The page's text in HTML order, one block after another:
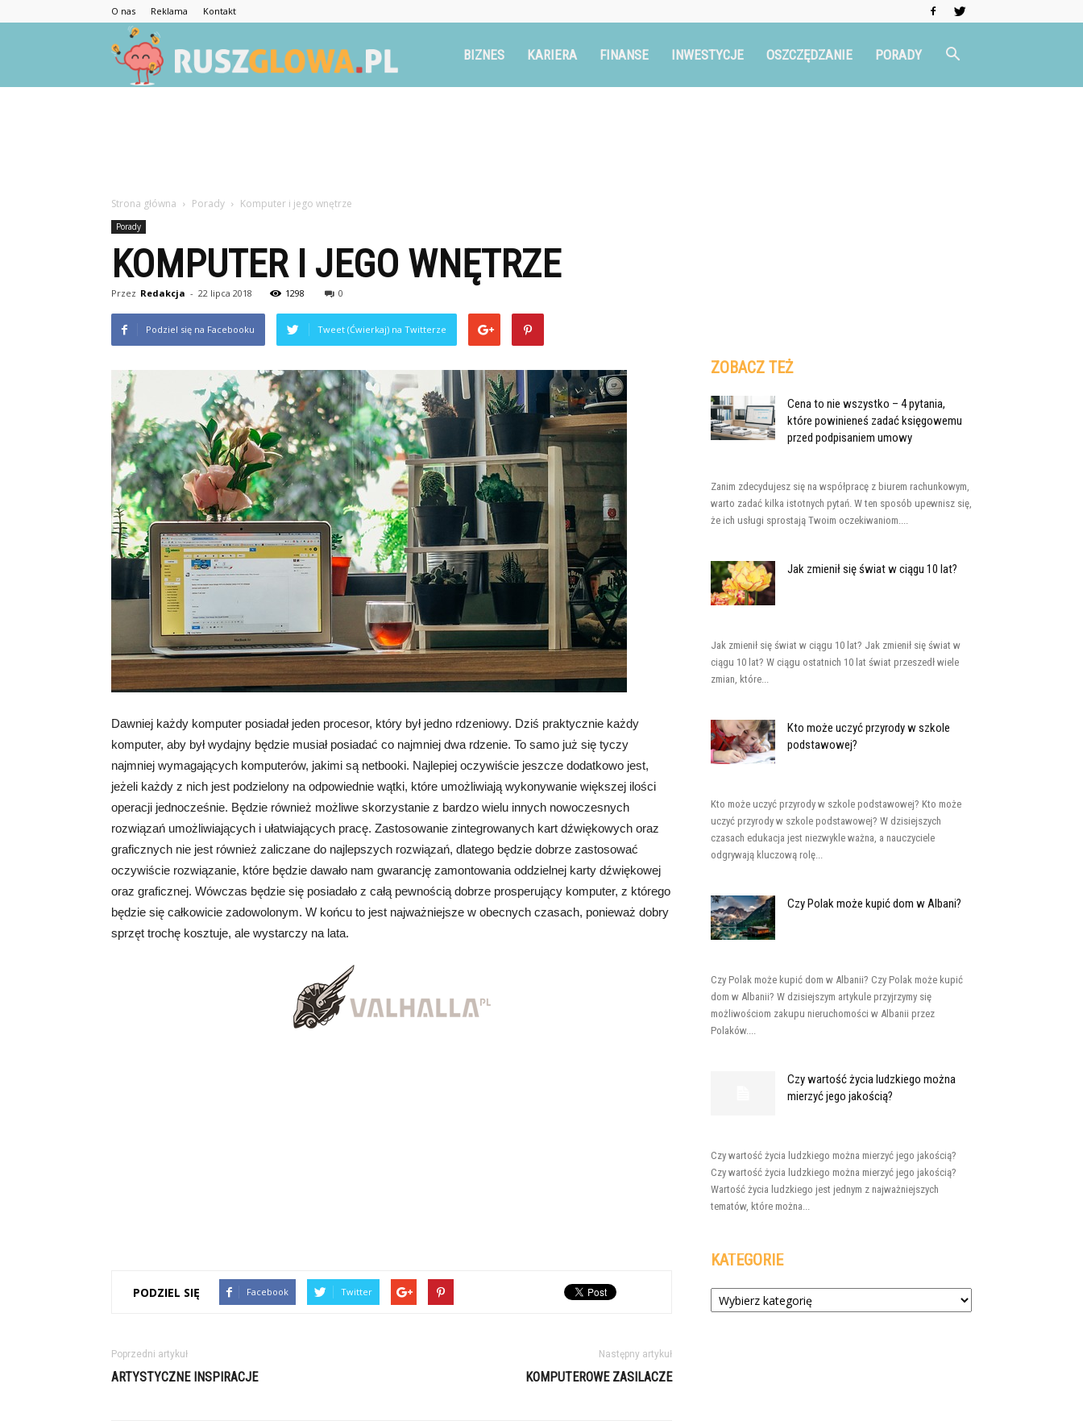
O nas Reklama Kontakt
Ruszglowa.plBIZNES KARIERA FINANSE INWESTYCJE OSZCZĘDZANIE PORADY
Strona główna Porady Komputer i jego wnętrze
Porady
KOMPUTER I JEGO WNĘTRZE
Przez Redakcja - 22 lipca 2018 1298 0
Podziel się na Facebooku Tweet (Ćwierkaj) na Twitterze
Dawniej każdy komputer posiadał jeden procesor, który był jedno rdzeniowy. Dziś praktycznie każdy
komputer, aby był wydajny będzie musiał posiadać co najmniej dwa rdzenie. To samo już się tyczy
najmniej wymagających komputerów, jakimi są netbooki. Najlepiej oczywiście jeszcze dodatkowo jest,
jeżeli każdy z nich jest podzielony na odpowiednie wątki, które umożliwiają wykonywanie większej ilości
operacji jednocześnie. Będzie również możliwe skorzystanie z bardzo wielu innych nowoczesnych
rozwiązań umożliwiających i ułatwiających pracę. Zastosowanie zintegrowanych kart dźwiękowych oraz
graficznych nie jest również zaliczane do najlepszych rozwiązań, dlatego będzie dobrze zastosować
oczywiście rozwiązanie, które będzie dawało nam gwarancję zamontowania oddzielnej karty dźwiękowej
oraz graficznej. Wówczas będzie się posiadało z całą pewnością dobrze prosperujący komputer, z którego
będzie się całkowicie zadowolonym. W końcu to jest najważniejsze w obecnych czasach, ponieważ dobry
sprzęt trochę kosztuje, ale wystarczy na lata.
PODZIEL SIĘ Facebook Twitter
Poprzedni artykuł
ARTYSTYCZNE INSPIRACJE
Następny artykuł
KOMPUTEROWE ZASILACZE
ZOBACZ TEŻ
Cena to nie wszystko – 4 pytania,
które powinieneś zadać księgowemu
przed podpisaniem umowy
Zanim zdecydujesz się na współpracę z biurem rachunkowym,
warto zadać kilka istotnych pytań. W ten sposób upewnisz się,
że ich usługi sprostają Twoim oczekiwaniom....
Jak zmienił się świat w ciągu 10 lat?
Jak zmienił się świat w ciągu 10 lat? Jak zmienił się świat w
ciągu 10 lat? W ciągu ostatnich 10 lat świat przeszedł wiele
zmian, które...
Kto może uczyć przyrody w szkole
podstawowej?
Kto może uczyć przyrody w szkole podstawowej? Kto może
uczyć przyrody w szkole podstawowej? W dzisiejszych
czasach edukacja jest niezwykle ważna, a nauczyciele
odgrywają kluczową rolę...
Czy Polak może kupić dom w Albani?
Czy Polak może kupić dom w Albanii? Czy Polak może kupić
dom w Albanii? W dzisiejszym artykule przyjrzymy się
możliwościom zakupu nieruchomości w Albanii przez
Polaków....
Czy wartość życia ludzkiego można
mierzyć jego jakością?
Czy wartość życia ludzkiego można mierzyć jego jakością?
Czy wartość życia ludzkiego można mierzyć jego jakością?
Wartość życia ludzkiego jest jednym z najważniejszych
tematów, które można...
KATEGORIE
Kategorie